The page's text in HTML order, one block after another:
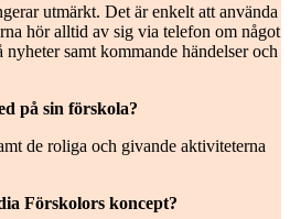
utmärkt. Det är enkelt att använda
hör alltid av sig via telefon om något
samt kommande händelser och
på sin förskola?
de roliga och givande aktiviteterna
Förskolors koncept?